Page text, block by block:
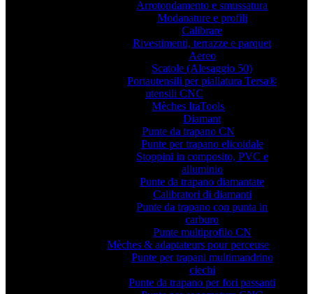
Arrotondamento e smussatura
Modanature e profili
Calibrare
Rivestimenti, terrazze e parquet
Aereo
Scatole (Alesaggio 50)
Portautensili per piallatura Tersa®
utensili CNC
Mèches ItaTools
Diamant
Punte da trapano CN
Punte per trapano elicoidale
Stoppini in composito, PVC e
alluminio
Punte da trapano diamantate
Calibratori di diamanti
Punte da trapano con punta in
carburo
Punte multiprofilo CN
Mèches & adaptateurs pour perceuse
Punte per trapani multimandrino
ciechi
Punte da trapano per fori passanti